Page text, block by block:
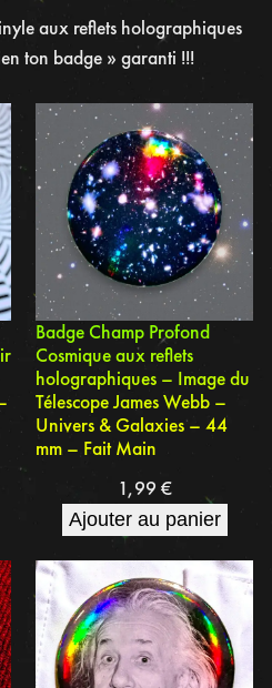
aux reflets holographiques
ton badge » garanti !!!
Badge Champ Profond
Cosmique aux reflets
holographiques – Image du
Télescope James Webb –
Univers & Galaxies – 44
mm – Fait Main
1,99 €
Ajouter au panier